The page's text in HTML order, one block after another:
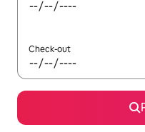
Check-out